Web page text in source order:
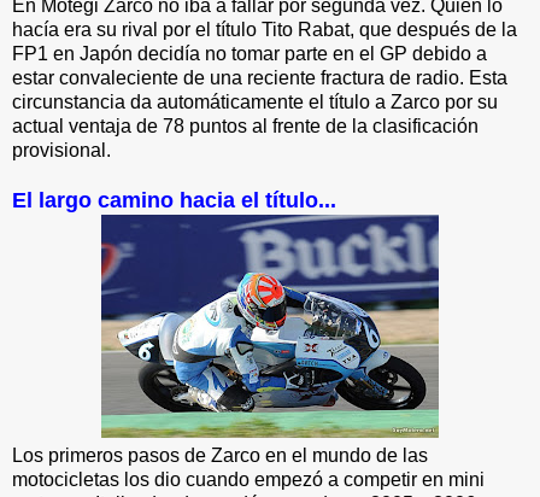
En Motegi Zarco no iba a fallar por segunda vez. Quien lo
hacía era su rival por el título Tito Rabat, que después de la
FP1 en Japón decidía no tomar parte en el GP debido a
estar convaleciente de una reciente fractura de radio. Esta
circunstancia da automáticamente el título a Zarco por su
actual ventaja de 78 puntos al frente de la clasificación
provisional.
El largo camino hacia el título...
Los primeros pasos de Zarco en el mundo de las
motocicletas los dio cuando empezó a competir en mini